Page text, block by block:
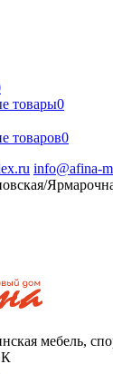
товары0
товаров0
info@afina-
мебель,